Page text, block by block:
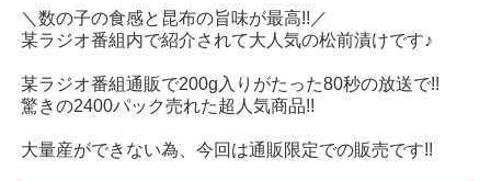
＼数の子の食感と昆布の旨味が最高!!／
某ラジオ番組内で紹介されて大人気の松前漬けです♪
某ラジオ番組通販で200g入りがたった80秒の放送で!!
驚きの2400パック売れた超人気商品!!
大量産ができない為、今回は通販限定での販売です!!